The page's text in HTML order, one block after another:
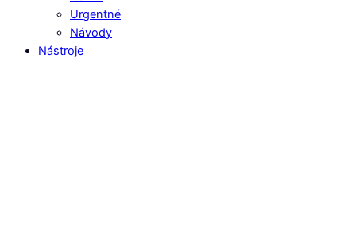
Urgentné
Návody
Nástroje